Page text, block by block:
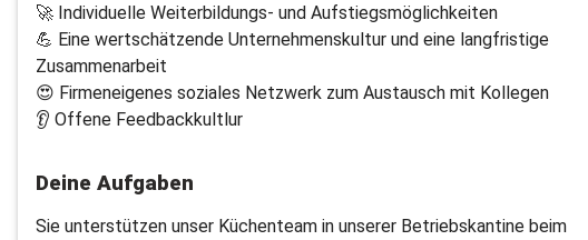
🚀 Individuelle Weiterbildungs- und Aufstiegsmöglichkeiten
💪 Eine wertschätzende Unternehmenskultur und eine langfristige
Zusammenarbeit
😍 Firmeneigenes soziales Netzwerk zum Austausch mit Kollegen
👂 Offene Feedbackkultlur
Deine Aufgaben
Sie unterstützen unser Küchenteam in unserer Betriebskantine beim